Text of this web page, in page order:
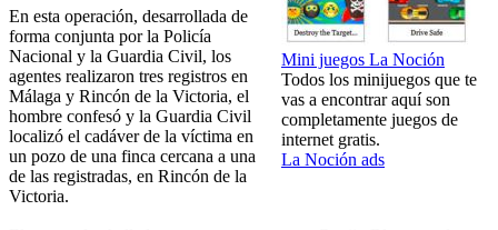
Mini juegos La Noción
Todos los minijuegos que te
vas a encontrar aquí son
completamente juegos de
internet gratis.
La Noción ads
En esta operación, desarrollada de
forma conjunta por la Policía
Nacional y la Guardia Civil, los
agentes realizaron tres registros en
Málaga y Rincón de la Victoria, el
hombre confesó y la Guardia Civil
localizó el cadáver de la víctima en
un pozo de una finca cercana a una
de las registradas, en Rincón de la
Victoria.